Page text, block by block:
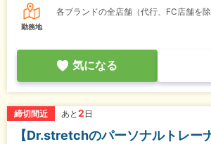
勤務地
各ブランドの全店舗（代行、FC店舗を除
気になる
締切間近 あと 2 日
【Dr.stretchのパーソナルトレー